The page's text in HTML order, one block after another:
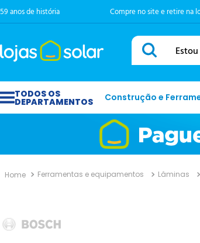
59 anos de história Compre no site e retire na
Estou
Construção e
Ferramentas e equipamentos Lâminas